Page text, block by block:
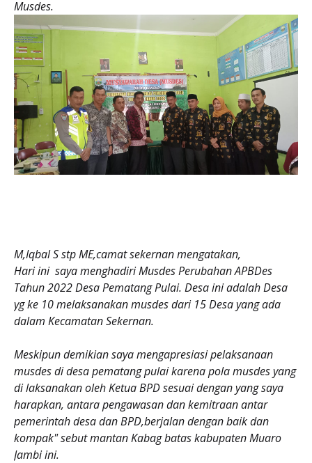
Musdes.
M,Iqbal S stp ME,camat sekernan mengatakan,
Hari ini saya menghadiri Musdes Perubahan APBDes
Tahun 2022 Desa Pematang Pulai. Desa ini adalah Desa
yg ke 10 melaksanakan musdes dari 15 Desa yang ada
dalam Kecamatan Sekernan.
Meskipun demikian saya mengapresiasi pelaksanaan
musdes di desa pematang pulai karena pola musdes yang
di laksanakan oleh Ketua BPD sesuai dengan yang saya
harapkan, antara pengawasan dan kemitraan antar
pemerintah desa dan BPD,berjalan dengan baik dan
kompak" sebut mantan Kabag batas kabupaten Muaro
Jambi ini.